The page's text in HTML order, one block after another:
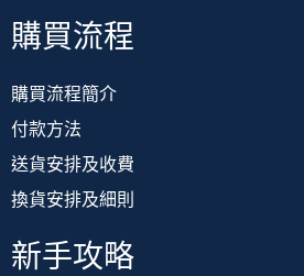
購買流程
購買流程簡介
付款方法
送貨安排及收費
換貨安排及細則
新手攻略